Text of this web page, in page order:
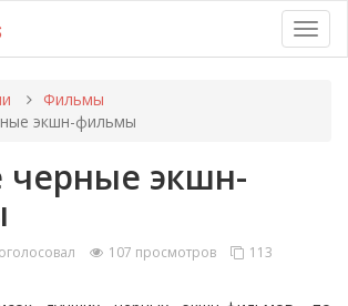
Фильмы
экшн-фильмы
экшн-
107 просмотров
113